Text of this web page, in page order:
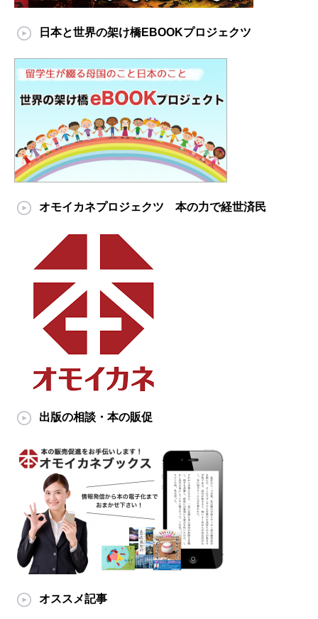
日本と世界の架け橋EBOOKプロジェクツ
オモイカネプロジェクツ 本の力で経世済民
出版の相談・本の販促
オススメ記事